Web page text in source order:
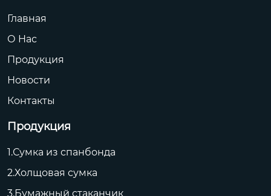
Главная
О Hас
Продукция
Новости
Контакты
Продукция
1.Сумка из спанбонда
2.Холщовая сумка
3.Бумажный стаканчик